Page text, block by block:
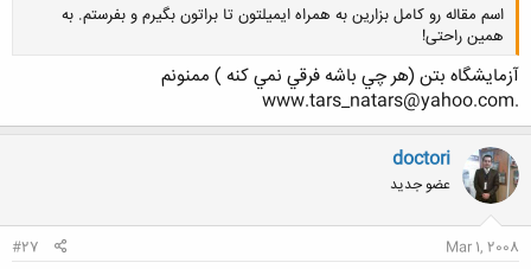
اسم مقاله رو کامل بزارین به همراه ایمیلتون تا براتون بگیرم و بفرستم. به
همین راحتی!
آزمايشگاه بتن (هر چي باشه فرقي نمي كنه ) ممنونم
.www.tars_natars@yahoo.com
doctori
عضو جدید
Mar 1, 2008
#27